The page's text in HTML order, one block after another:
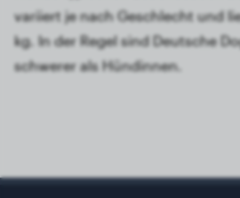
variiert je nach Geschlecht und
kg. In der Regel sind Deutsche
schwerer als Hündinnen.